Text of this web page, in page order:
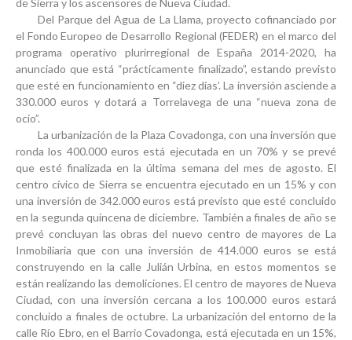
de Sierra y los ascensores de Nueva Ciudad.
Del Parque del Agua de La Llama, proyecto cofinanciado por
el Fondo Europeo de Desarrollo Regional (FEDER) en el marco del
programa operativo plurirregional de España 2014-2020, ha
anunciado que está “prácticamente finalizado”, estando previsto
que esté en funcionamiento en “diez días’. La inversión asciende a
330.000 euros y dotará a Torrelavega de una “nueva zona de
ocio”.
Laurbanización de la Plaza Covadonga, con una inversión que
ronda los 400.000 euros está ejecutada en un 70% y se prevé
que esté finalizada en la última semana del mes de agosto. El
centro cívico de Sierra se encuentra ejecutado en un 15% y con
una inversión de 342.000 euros está previsto que esté concluido
en la segunda quincena de diciembre. También a finales de año se
prevé concluyan las obras del nuevo centro de mayores de La
Inmobiliaria que con una inversión de 414.000 euros se está
construyendo en la calle Julián Urbina, en estos momentos se
están realizando las demoliciones. Elcentro de mayores de Nueva
Ciudad, con una inversión cercana a los 100.000 euros estará
concluido a finales de octubre. La urbanización del entorno de la
calle Río Ebro, en el Barrio Covadonga, está ejecutada en un 15%,